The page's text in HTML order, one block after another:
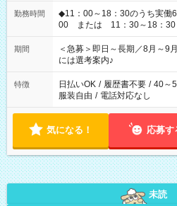
勤務時間
◆11：00～18：30のうち実働
00 または 11：30～18：30 。*。ブランクOK！。*。
ば前職が、 在宅/財団法人/事
スタッフ スイーツ販売/ホテ
業界から入社して活躍されてい
期間
＜急募＞即日～長期／8月～9
には選考案内♪
特徴 日払いOK / 履歴書不要 / 40～
服装自由 / 電話対応なし
気になる！ 応募す
未読